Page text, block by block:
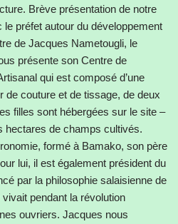
Brève présentation de notre
préfet autour du développement
de Jacques Nametougli, le
présente son Centre de
qui est composé d’une
de couture et de tissage, de deux
filles sont hébergées sur le site –
hectares de champs cultivés.
formé à Bamako, son père
lui, il est également président du
par la philosophie salaisienne de
pendant la révolution
ouvriers. Jacques nous